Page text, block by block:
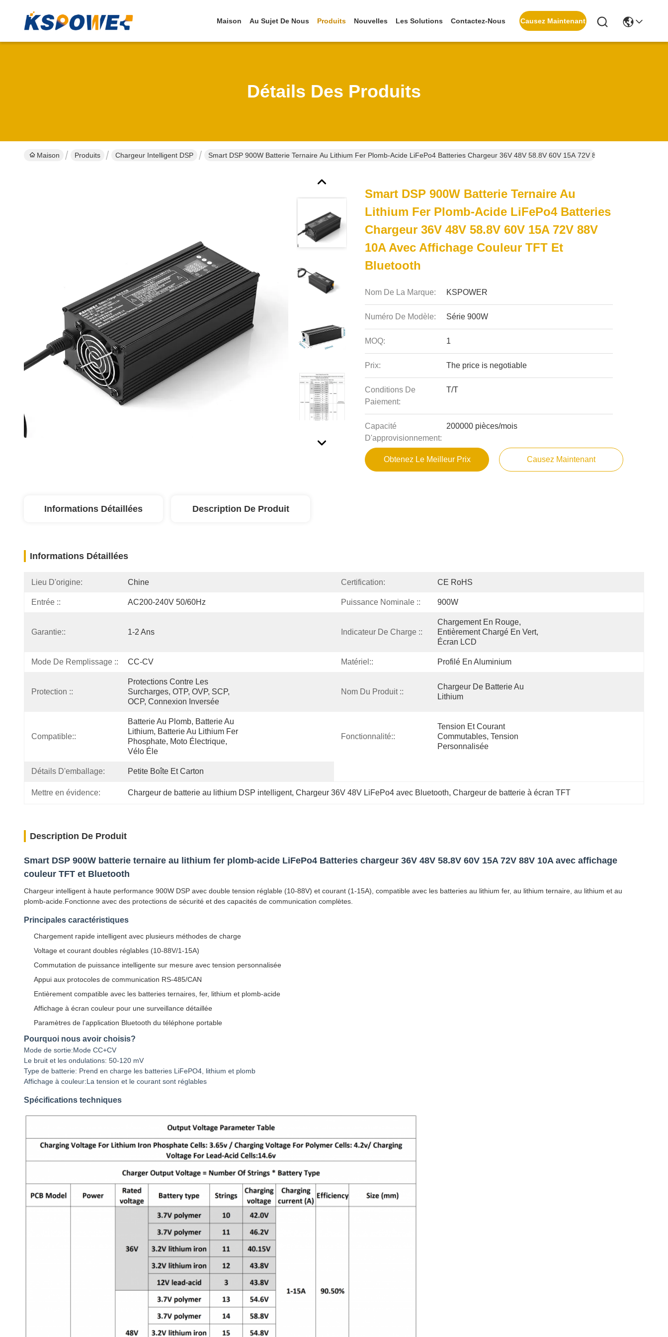
Maison Au Sujet De Nous Produits Nouvelles Les Solutions Contactez-Nous Causez Maintenant
Détails Des Produits
Maison Produits Chargeur Intelligent DSP Smart DSP 900W Batterie Ternaire Au Lithium Fer Plomb-Acide LiFePo4 Batteries Chargeur 36V 48V 58.8V 60V 15A 72V 88V 10A Avec
Smart DSP 900W Batterie Ternaire Au
Lithium Fer Plomb-Acide LiFePo4 Batteries
Chargeur 36V 48V 58.8V 60V 15A 72V 88V
10A Avec Affichage Couleur TFT Et
Bluetooth
Nom De La Marque: KSPOWER
Numéro De Modèle: Série 900W
MOQ: 1
Prix: The price is negotiable
Conditions De
Paiement:
T/T
Capacité
D'approvisionnement:
200000 pièces/mois
Obtenez Le Meilleur Prix Causez Maintenant
Informations Détaillées Description De Produit
Informations Détaillées
Lieu D'origine: Chine Certification: CE RoHS
Entrée :: AC200-240V 50/60Hz Puissance Nominale :: 900W
Garantie:: 1-2 Ans Indicateur De Charge ::
Chargement En Rouge,
Entièrement Chargé En Vert,
Écran LCD
Mode De Remplissage :: CC-CV Matériel:: Profilé En Aluminium
Protection ::
Protections Contre Les
Surcharges, OTP, OVP, SCP,
OCP, Connexion Inversée
Nom Du Produit ::
Chargeur De Batterie Au
Lithium
Compatible::
Batterie Au Plomb, Batterie Au
Lithium, Batterie Au Lithium Fer
Phosphate, Moto Électrique,
Vélo Éle
Fonctionnalité::
Tension Et Courant
Commutables, Tension
Personnalisée
Détails D'emballage: Petite Boîte Et Carton
Mettre en évidence: Chargeur de batterie au lithium DSP intelligent, Chargeur 36V 48V LiFePo4 avec Bluetooth, Chargeur de batterie à écran TFT
Description De Produit
Smart DSP 900W batterie ternaire au lithium fer plomb-acide LiFePo4 Batteries chargeur 36V 48V 58.8V 60V 15A 72V 88V 10A avec affichage
couleur TFT et Bluetooth
Chargeur intelligent à haute performance 900W DSP avec double tension réglable (10-88V) et courant (1-15A), compatible avec les batteries au lithium fer, au lithium ternaire, au lithium et au
plomb-acide.Fonctionne avec des protections de sécurité et des capacités de communication complètes.
Principales caractéristiques
Chargement rapide intelligent avec plusieurs méthodes de charge
Voltage et courant doubles réglables (10-88V/1-15A)
Commutation de puissance intelligente sur mesure avec tension personnalisée
Appui aux protocoles de communication RS-485/CAN
Entièrement compatible avec les batteries ternaires, fer, lithium et plomb-acide
Affichage à écran couleur pour une surveillance détaillée
Paramètres de l'application Bluetooth du téléphone portable
Pourquoi nous avoir choisis?
Mode de sortie:Mode CC+CV
Le bruit et les ondulations: 50-120 mV
Type de batterie: Prend en charge les batteries LiFePO4, lithium et plomb
Affichage à couleur:La tension et le courant sont réglables
Spécifications techniques